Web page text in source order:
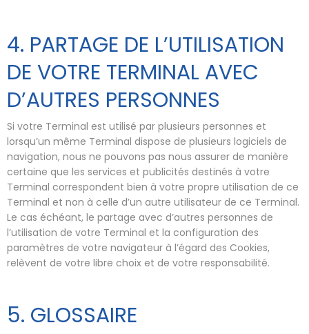
4. PARTAGE DE L’UTILISATION
DE VOTRE TERMINAL AVEC
D’AUTRES PERSONNES
Si votre Terminal est utilisé par plusieurs personnes et
lorsqu’un même Terminal dispose de plusieurs logiciels de
navigation, nous ne pouvons pas nous assurer de manière
certaine que les services et publicités destinés à votre
Terminal correspondent bien à votre propre utilisation de ce
Terminal et non à celle d’un autre utilisateur de ce Terminal.
Le cas échéant, le partage avec d’autres personnes de
l’utilisation de votre Terminal et la configuration des
paramètres de votre navigateur à l’égard des Cookies,
relèvent de votre libre choix et de votre responsabilité.
5. GLOSSAIRE